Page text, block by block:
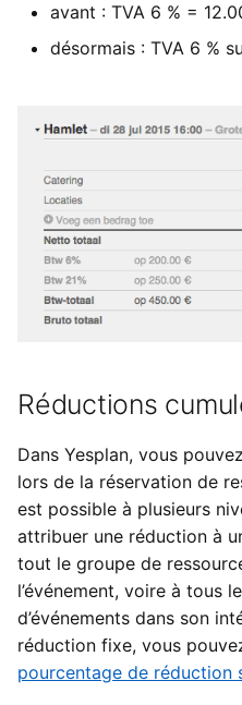
avant : TVA 6 % =
désormais : TVA 6 %
Réductions
Dans Yesplan, vous
lors de la réservation de
est possible à plusieurs
attribuer une réduction à
tout le groupe de
l’événement, voire à tous
d’événements dans son
réduction fixe, vous
pourcentage de réduction